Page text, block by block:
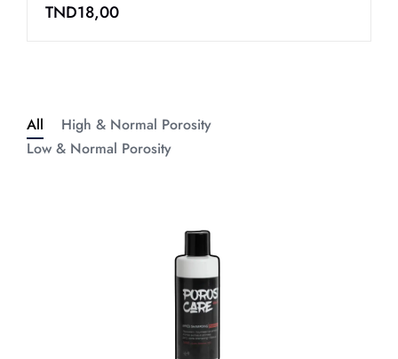
TND18,00
All
High & Normal Porosity
Low & Normal Porosity